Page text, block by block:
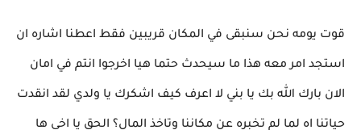
قوت يومه نحن سنبقى في المكان قريبين فقط اعطنا اشاره ان
استجد امر معه هذا ما سيحدث حتما هيا ‏اخرجوا انتم في امان
الان بارك الله بك يا بني لا اعرف كيف اشكرك يا ولدي لقد انقدت
حياتنا اه لما لم تخبره عن مكاننا وتاخذ المال؟ الحق يا اخي ها